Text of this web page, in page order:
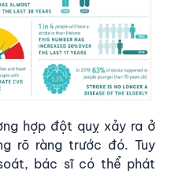
hợp đột quỵ xảy ra ở
rõ ràng trước đó. Tuy
bác sĩ có thể phát